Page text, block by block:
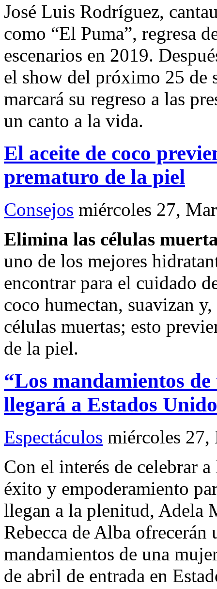
José Luis Rodríguez,
como “El Puma”, regresa
escenarios en 2019.
el show del próximo 25 de
marcará su regreso a las
un canto a la vida.
El aceite de coco
prematuro de la piel
Consejos miércoles 27,
Elimina las células
uno de los mejores
encontrar para el cuidado
coco humectan, suavizan
células muertas; esto
de la piel.
“Los mandamientos
llegará a Estados
Espectáculos miércoles 27,
Con el interés de celebrar
éxito y empoderamiento
llegan a la plenitud, Adela
Rebecca de Alba
mandamientos de una
de abril de entrada en